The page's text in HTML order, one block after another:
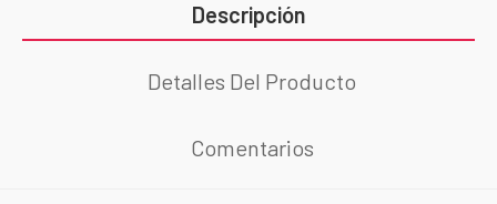
Descripción
Detalles Del Producto
Comentarios